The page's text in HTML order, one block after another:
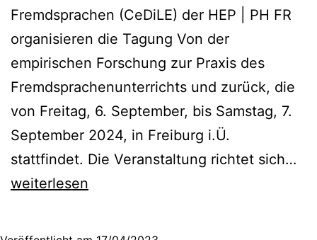
Fremdsprachen (CeDiLE) der HEP | PH FR
organisieren die Tagung Von der
empirischen Forschung zur Praxis des
Fremdsprachenunterrichts und zurück, die
von Freitag, 6. September, bis Samstag, 7.
September 2024, in Freiburg i.Ü.
stattfindet. Die Veranstaltung richtet sich…
weiterlesen